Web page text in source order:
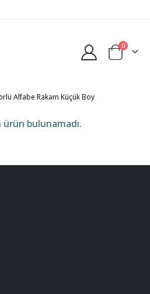
0
Alfabe Rakam Küçük Boy
bulunamadı.